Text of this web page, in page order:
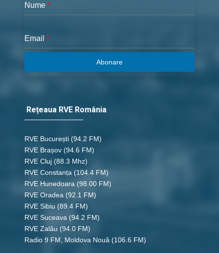
Nume *
Email *
Abonare
Rețeaua RVE România
RVE București (94.2 FM)
RVE Brașov (94.6 FM)
RVE Cluj (88.3 Mhz)
RVE Constanța (104.4 FM)
RVE Hunedoara (98.00 FM)
RVE Oradea (92.1 FM)
RVE Sibiu (89.4 FM)
RVE Suceava (94.2 FM)
RVE Zalău (94.0 FM)
Radio 9 FM, Moldova Nouă (106.6 FM)